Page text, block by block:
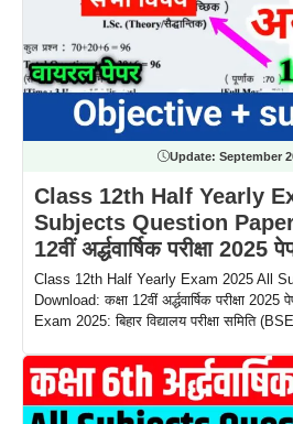
Update: September
Class 12th Half Yearly
Subjects Question
12वीं अर्द्धवार्षिक परीक्षा 2025
Class 12th Half Yearly Exam 2025 All
Download: कक्षा 12वीं अर्द्धवार्षिक परीक्षा
Exam 2025: बिहार विद्यालय परीक्षा समिति